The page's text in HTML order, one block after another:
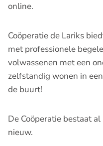
online.
Coöperatie de Lariks
met professionele
volwassenen met een
zelfstandig wonen in
de buurt!
De Coöperatie bestaat
nieuw.